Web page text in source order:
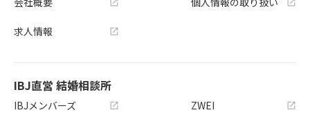
求人情報
IBJ直営 結婚相談所
IBJメンバーズ ZWEI